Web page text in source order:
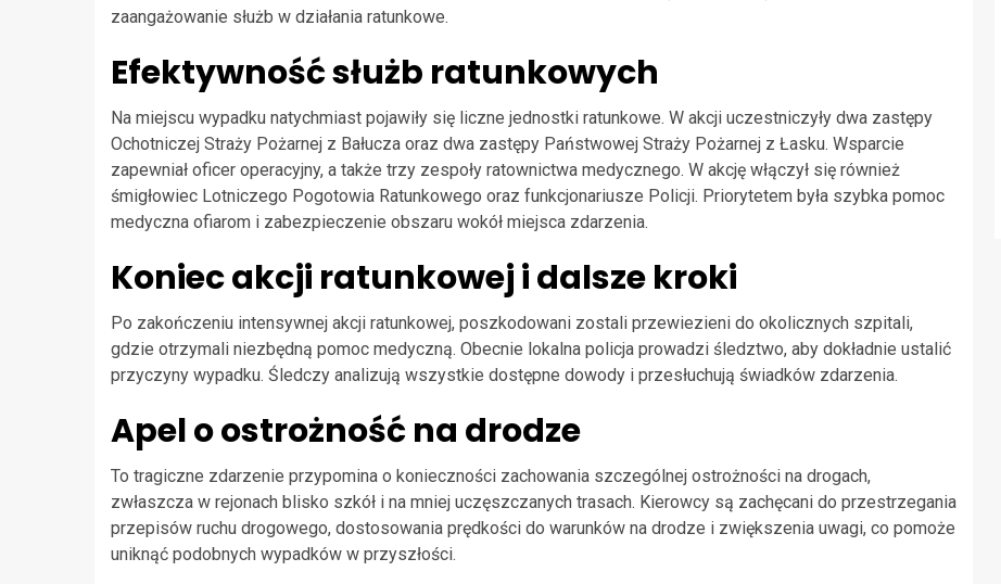
zaangażowanie służb w działania ratunkowe.
Efektywność służb ratunkowych
Na miejscu wypadku natychmiast pojawiły się liczne jednostki ratunkowe. W akcji uczestniczyły dwa zastępy
Ochotniczej Straży Pożarnej z Bałucza oraz dwa zastępy Państwowej Straży Pożarnej z Łasku. Wsparcie
zapewniał oficer operacyjny, a także trzy zespoły ratownictwa medycznego. W akcję włączył się również
śmigłowiec Lotniczego Pogotowia Ratunkowego oraz funkcjonariusze Policji. Priorytetem była szybka pomoc
medyczna ofiarom i zabezpieczenie obszaru wokół miejsca zdarzenia.
Koniec akcji ratunkowej i dalsze kroki
Po zakończeniu intensywnej akcji ratunkowej, poszkodowani zostali przewiezieni do okolicznych szpitali,
gdzie otrzymali niezbędną pomoc medyczną. Obecnie lokalna policja prowadzi śledztwo, aby dokładnie ustalić
przyczyny wypadku. Śledczy analizują wszystkie dostępne dowody i przesłuchują świadków zdarzenia.
Apel o ostrożność na drodze
To tragiczne zdarzenie przypomina o konieczności zachowania szczególnej ostrożności na drogach,
zwłaszcza w rejonach blisko szkół i na mniej uczęszczanych trasach. Kierowcy są zachęcani do przestrzegania
przepisów ruchu drogowego, dostosowania prędkości do warunków na drodze i zwiększenia uwagi, co pomoże
uniknąć podobnych wypadków w przyszłości.